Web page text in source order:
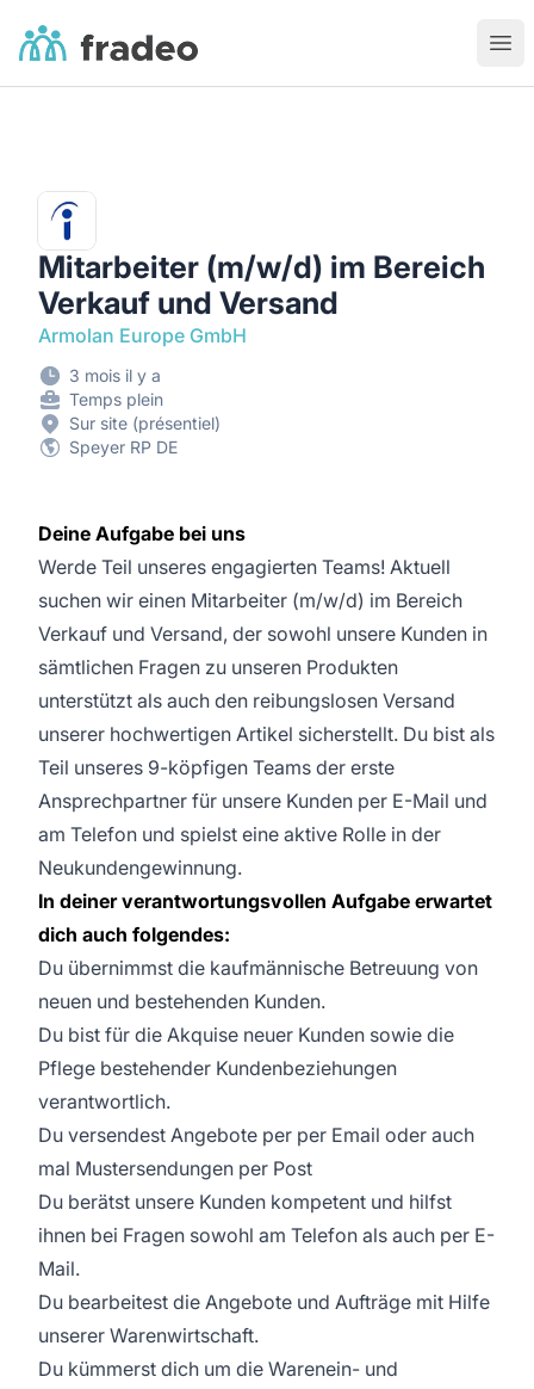
Fradeo
Mitarbeiter (m/w/d) im Bereich
Verkauf und Versand
Armolan Europe GmbH
3 mois il y a
Temps plein
Sur site (présentiel)
Speyer RP DE
Deine Aufgabe bei uns
Werde Teil unseres engagierten Teams! Aktuell
suchen wir einen Mitarbeiter (m/w/d) im Bereich
Verkauf und Versand, der sowohl unsere Kunden in
sämtlichen Fragen zu unseren Produkten
unterstützt als auch den reibungslosen Versand
unserer hochwertigen Artikel sicherstellt. Du bist als
Teil unseres 9-köpfigen Teams der erste
Ansprechpartner für unsere Kunden per E-Mail und
am Telefon und spielst eine aktive Rolle in der
Neukundengewinnung.
In deiner verantwortungsvollen Aufgabe erwartet
dich auch folgendes:
Du übernimmst die kaufmännische Betreuung von
neuen und bestehenden Kunden.
Du bist für die Akquise neuer Kunden sowie die
Pflege bestehender Kundenbeziehungen
verantwortlich.
Du versendest Angebote per per Email oder auch
mal Mustersendungen per Post
Du berätst unsere Kunden kompetent und hilfst
ihnen bei Fragen sowohl am Telefon als auch per E-
Mail.
Du bearbeitest die Angebote und Aufträge mit Hilfe
unserer Warenwirtschaft.
Du kümmerst dich um die Warenein- und